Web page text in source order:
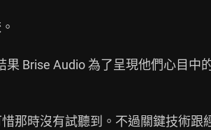
Brise Audio 為了呈現他們心目中
那時沒有試聽到。不過關鍵技術跟